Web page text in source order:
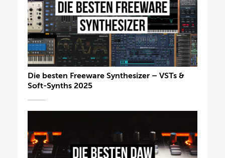
Die besten Freeware Synthesizer – VSTs &
Soft-Synths 2025